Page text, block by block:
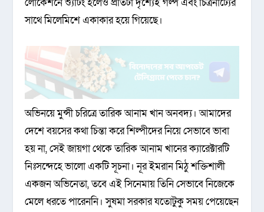
লোকেশনে শ্যুটিং হলেও প্রতিটা দৃশ্যেই গল্প এবং চিত্রনাট্যের
সাথে মিলেমিশে একাকার হয়ে গিয়েছে।
অভিনয়ে মুন্সী চরিত্রে তারিক আনাম খান অনবদ্য। আমাদের
দেশে বয়সের কথা চিন্তা করে শিল্পীদের নিয়ে সেভাবে ভাবা
হয় না, সেই জায়গা থেকে তারিক আনাম খানের ক্যারেক্টারটি
নিঃসন্দেহে ভালো একটি সূচনা। নূর ইমরান মিঠু শক্তিশালী
একজন অভিনেতা, তবে এই সিনেমায় তিনি সেভাবে নিজেকে
মেলে ধরতে পারেননি। সুষমা সরকার যতোটুকু সময় পেয়েছেন